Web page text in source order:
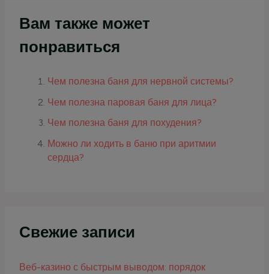
Вам также может
понравиться
Чем полезна баня для нервной системы?
Чем полезна паровая баня для лица?
Чем полезна баня для похудения?
Можно ли ходить в баню при аритмии
сердца?
Свежие записи
Веб-казино с быстрым выводом: порядок